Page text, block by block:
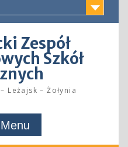
Zespół
Szkół
Leżajsk – Żołynia
Menu